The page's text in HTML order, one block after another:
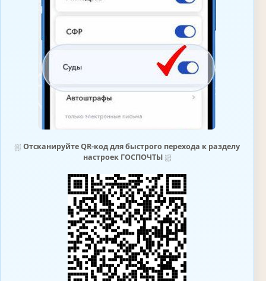
⛆ Отсканируйте QR-код для быстрого перехода к разделу
настроек ГОСПОЧТЫ⛆